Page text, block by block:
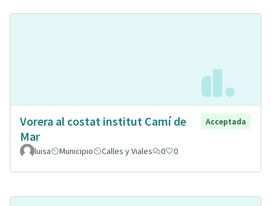
Vorera al costat institut Camí de
Mar
Acceptada
luisa Municipio Calles y Viales 0 0